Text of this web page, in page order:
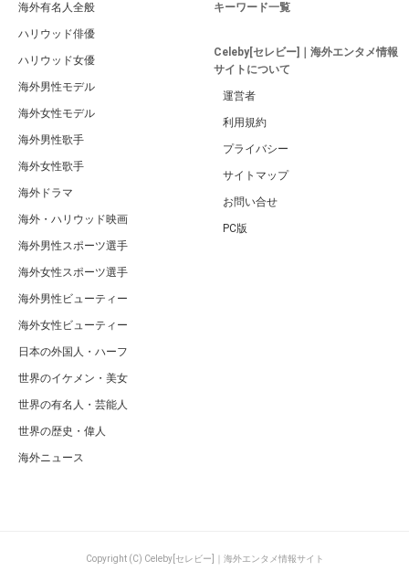
海外有名人全般
ハリウッド俳優
ハリウッド女優
海外男性モデル
海外女性モデル
海外男性歌手
海外女性歌手
海外ドラマ
海外・ハリウッド映画
海外男性スポーツ選手
海外女性スポーツ選手
海外男性ビューティー
海外女性ビューティー
日本の外国人・ハーフ
世界のイケメン・美女
世界の有名人・芸能人
世界の歴史・偉人
海外ニュース
キーワード一覧
Celeby[セレビー]｜海外エンタメ情報
サイトについて
運営者
利用規約
プライバシー
サイトマップ
お問い合せ
PC版
Copyright (C) Celeby[セレビー]｜海外エンタメ情報サイト